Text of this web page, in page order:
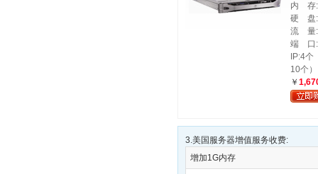
内 存
硬 盘
流 量
端 口
IP:4
10个）
￥
3.美国服务器增值服务收费:
增加1G内存